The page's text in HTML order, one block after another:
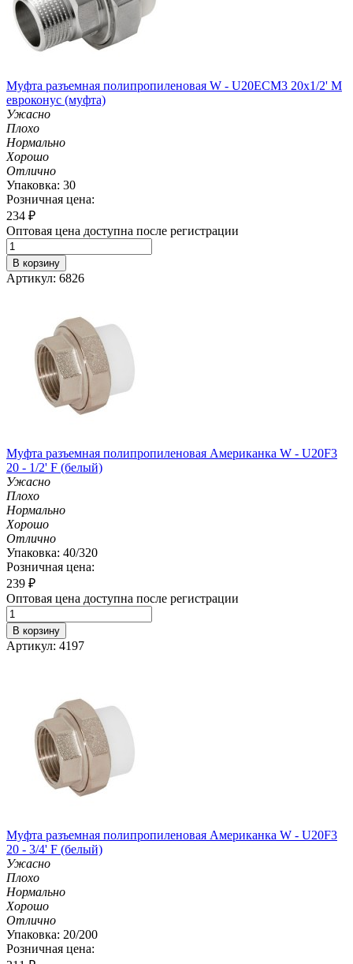
Муфта разъемная полипропиленовая W - U20ECM3 20х1/2' M
евроконус (муфта)
Ужасно
Плохо
Нормально
Хорошо
Отлично
Упаковка: 30
Розничная цена:
234 ₽
Оптовая цена доступна после регистрации
В корзину
Артикул: 6826
Муфта разъемная полипропиленовая Американка W - U20F3
20 - 1/2' F (белый)
Ужасно
Плохо
Нормально
Хорошо
Отлично
Упаковка: 40/320
Розничная цена:
239 ₽
Оптовая цена доступна после регистрации
В корзину
Артикул: 4197
Муфта разъемная полипропиленовая Американка W - U20F3
20 - 3/4' F (белый)
Ужасно
Плохо
Нормально
Хорошо
Отлично
Упаковка: 20/200
Розничная цена: